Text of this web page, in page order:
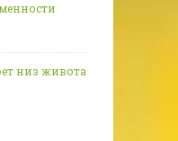
низ живота